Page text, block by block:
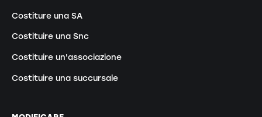
Costiture una SA
Costituire una Snc
Costituire un'associazione
Costituire una succursale